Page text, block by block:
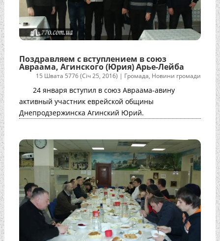
Поздравляем с вступлением в союз
Авраама, Агинского (Юрия) Арье-Лейба
15 Швата 5776 (Січ 25, 2016) | Громада, Новини громади
24 января вступил в союз Авраама-авину
активный участник еврейской общины
Днепродзержинска Агинский Юрий.